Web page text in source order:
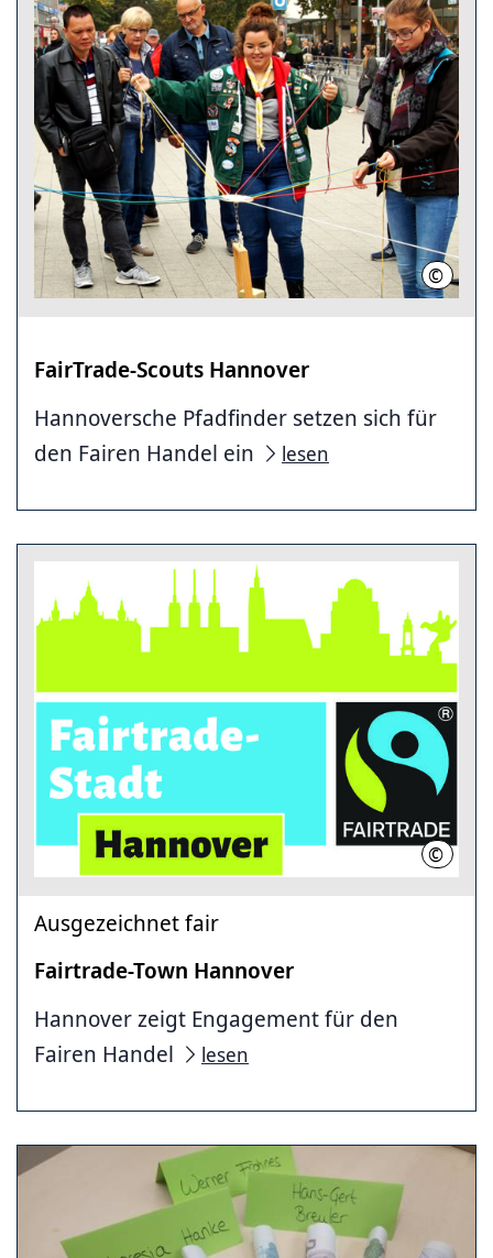
© LHH
FairTrade-Scouts Hannover
Hannoversche Pfadfinder setzen sich für
den Fairen Handel ein
lesen
©
Ausgezeichnet fair
Fairtrade-Town Hannover
Hannover zeigt Engagement für den
Fairen Handel
lesen